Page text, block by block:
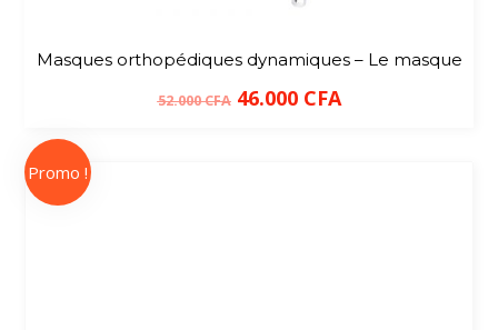
Masques orthopédiques dynamiques – Le masque
52.000CFA 46.000 CFA
Promo !